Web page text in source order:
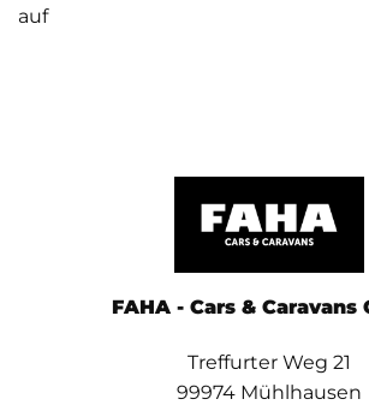
auf
FAHA - Cars & Caravans
Treffurter Weg 21
99974 Mühlhausen